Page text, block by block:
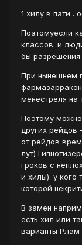
1 хилу в пати .
Поэтомуесли
классов. и
бы
При нынешнем
менестреля на
Поэтому можно
других рейдов
от рейдов
лут)
гроков с
и хилы). у кого
которой
В замен
есть хил или
варианты Рлам